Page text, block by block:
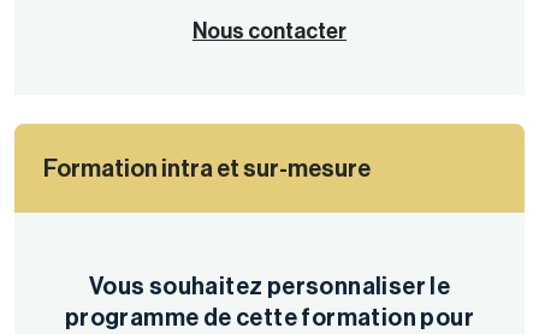
Nous contacter
Formation intra et sur-mesure
Vous souhaitez personnaliser le
programme de cette formation pour